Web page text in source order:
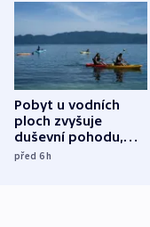
Pobyt u vodních
ploch zvyšuje
duševní pohodu,
ukázala
před 6h